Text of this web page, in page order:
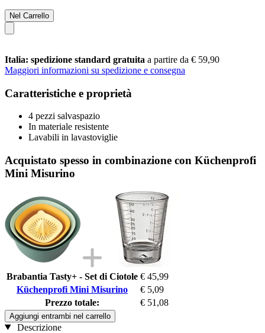
Nel Carrello
Italia: spedizione standard gratuita a partire da € 59,90
Maggiori informazioni su spedizione e consegna
Caratteristiche e proprietà
4 pezzi salvaspazio
In materiale resistente
Lavabili in lavastoviglie
Acquistato spesso in combinazione con Küchenprofi
Mini Misurino
Brabantia Tasty+ - Set di Ciotole € 45,99
Küchenprofi Mini Misurino
€ 5,09
Prezzo totale:
€ 51,08
Aggiungi entrambi nel carrello
Descrizione